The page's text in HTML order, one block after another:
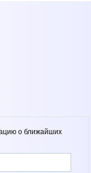
о ближайших